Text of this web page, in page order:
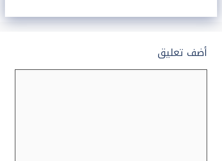
أضف تعليق